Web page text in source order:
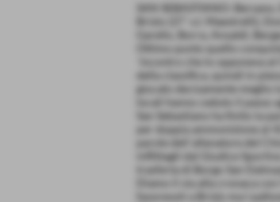
SAN SEBASTIANO:
Brizio (27´ s.t. Maestrelli),
Garello, Borra, Ansaldi,
Ottimo punto quello
´incontro che lo opponeva
della classifica, quindi in
giocato decisamente meglio
locali hanno ceduto il
San Sebastiano ha finito la
per doppia ammonizione al
parole dell´allenatore del
inflittagli dal Giudice
trasferta di Borgo San
Diamo il via alla cronaca
favorevoli a Brizio ma l